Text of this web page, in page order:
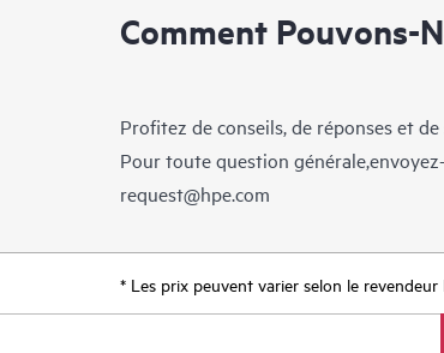
Comment Pouvons-
Profitez de conseils, de réponses et
Pour toute question
request@hpe.com
* Les prix peuvent varier selon le revendeur